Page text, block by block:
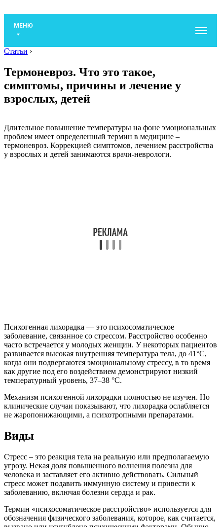
МЕНЮ
Статьи ›
Термоневроз. Что это такое,
симптомы, причины и лечение у
взрослых, детей
Длительное повышение температуры на фоне эмоциональных
проблем имеет определенный термин в медицине –
термоневроз. Коррекцией симптомов, лечением расстройства
у взрослых и детей занимаются врачи-неврологи.
Психогенная лихорадка — это психосоматическое
заболевание, связанное со стрессом. Расстройство особенно
часто встречается у молодых женщин. У некоторых пациентов
развивается высокая внутренняя температура тела, до 41°C,
когда они подвергаются эмоциональному стрессу, в то время
как другие под его воздействием демонстрируют низкий
температурный уровень, 37–38 °C.
Механизм психогенной лихорадки полностью не изучен. Но
клинические случаи показывают, что лихорадка ослабляется
не жаропонижающими, а психотропными препаратами.
Виды
Стресс – это реакция тела на реальную или предполагаемую
угрозу. Некая доля повышенного волнения полезна для
человека и заставляет его активно действовать. Сильный
стресс может подавить иммунную систему и привести к
заболеванию, включая болезни сердца и рак.
Термин «психосоматическое расстройство» используется для
обозначения физического заболевания, которое, как считается,